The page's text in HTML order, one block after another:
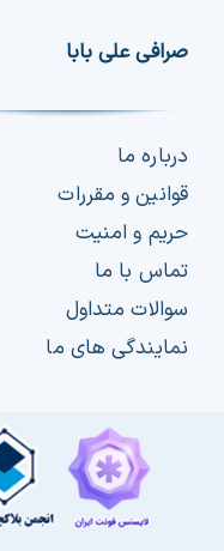
صرافی علی بابا
درباره ما
قوانین و مقررات
حریم و امنیت
تماس با ما
سوالات متداول
نمایندگی های ما